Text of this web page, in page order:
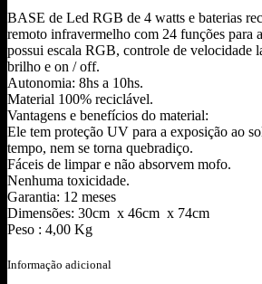
BASE de Led RGB de 4 watts e baterias
remoto infravermelho com 24 funções para
possui escala RGB, controle de velocidade
brilho e on / off.
Autonomia: 8hs a 10hs.
Material 100% reciclável.
Vantagens e benefícios do material:
Ele tem proteção UV para a exposição ao
tempo, nem se torna quebradiço.
Fáceis de limpar e não absorvem mofo.
Nenhuma toxicidade.
Garantia: 12 meses
Dimensões: 30cm x 46cm x 74cm
Peso : 4,00 Kg
Informação adicional